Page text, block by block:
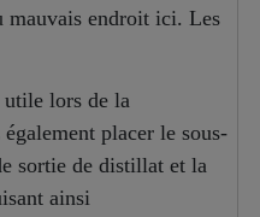
mauvais endroit ici. Les
lors de la
placer le sous-
sortie de distillat et la
ainsi